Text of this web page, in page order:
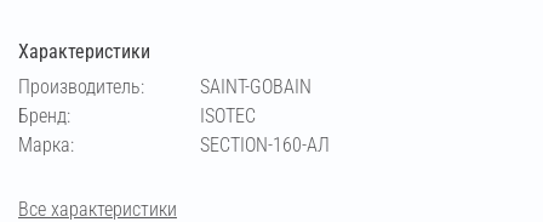
Характеристики
Производитель:
SAINT-GOBAIN
Бренд:
ISOTEC
Марка:
SECTION-160-АЛ
Все характеристики